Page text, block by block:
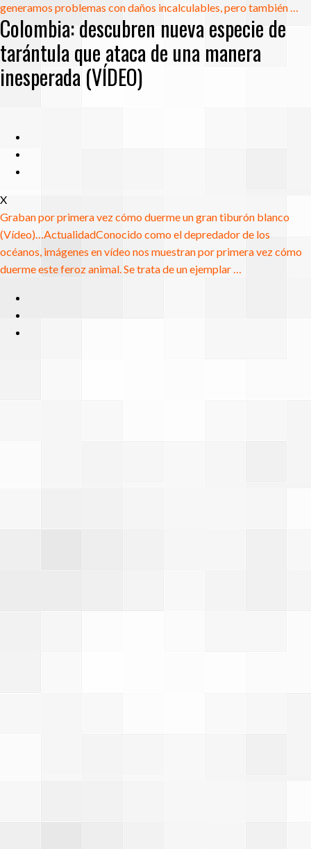
generamos problemas con daños incalculables, pero también …
Colombia: descubren nueva especie de
tarántula que ataca de una manera
inesperada (VÍDEO)
X
Graban por primera vez cómo duerme un gran tiburón blanco
(Vídeo)…ActualidadConocido como el depredador de los
océanos, imágenes en vídeo nos muestran por primera vez cómo
duerme este feroz animal. Se trata de un ejemplar …